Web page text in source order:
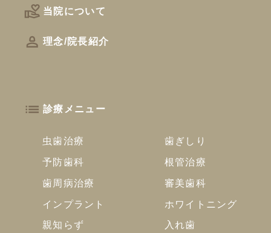
当院について
理念/院長紹介
診療メニュー
虫歯治療
歯ぎしり
予防歯科
根管治療
歯周病治療
審美歯科
インプラント
ホワイトニング
親知らず
入れ歯